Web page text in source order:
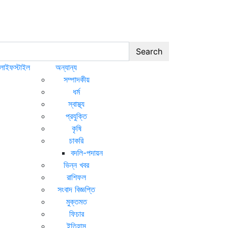
Search
অন্যান্য
সম্পাদকীয়
ধর্ম
স্বাস্থ্য
প্রযুক্তি
কৃষি
চাকরি
বদলি-পদায়ন
ভিন্ন খবর
রাশিফল
সংবাদ বিজ্ঞপ্তি
মুক্তমত
ফিচার
ইতিহাস